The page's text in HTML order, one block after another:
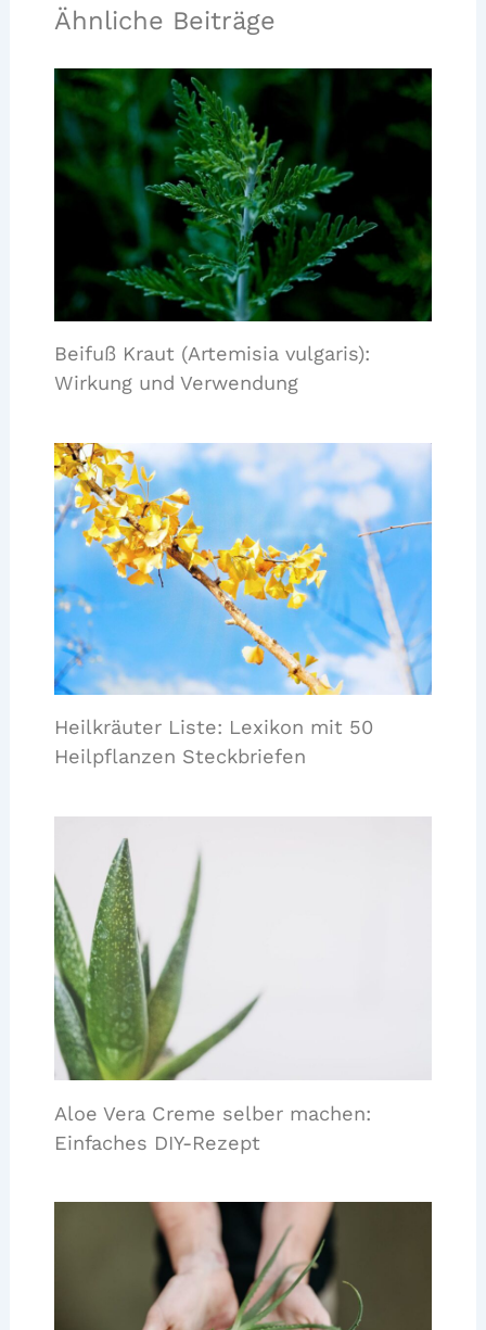
Ähnliche Beiträge
Beifuß Kraut (Artemisia vulgaris):
Wirkung und Verwendung
Heilkräuter Liste: Lexikon mit 50
Heilpflanzen Steckbriefen
Aloe Vera Creme selber machen:
Einfaches DIY-Rezept